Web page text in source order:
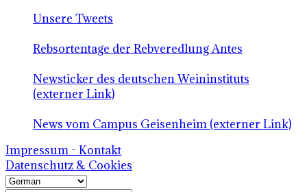
Unsere Tweets
Rebsortentage der Rebveredlung Antes
Newsticker des deutschen Weininstituts
(externer Link)
News vom Campus Geisenheim (externer Link)
Impressum - Kontakt
Datenschutz & Cookies